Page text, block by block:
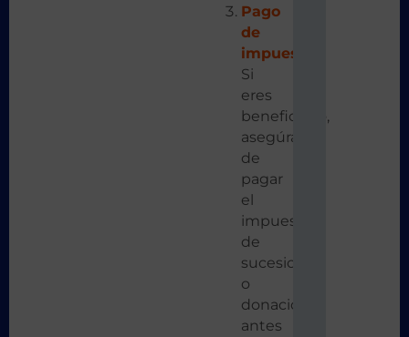
Pago
de
impuestos
Si
eres
beneficiario,
asegúrate
de
pagar
el
impuesto
de
sucesiones
o
donaciones
antes